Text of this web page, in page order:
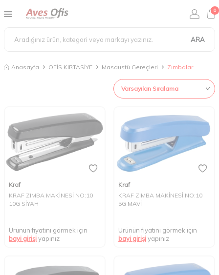
ARA
0
Anasayfa OFİS KIRTASİYE Masaüstü Gereçleri Zımbalar
Kraf
KRAF ZIMBA MAKİNESİ NO:10
10G SİYAH
Ürünün fiyatını görmek için
bayi girişiyapınız
Kraf
KRAF ZIMBA MAKİNESİ NO:10
5G MAVİ
Ürünün fiyatını görmek için
bayi girişiyapınız